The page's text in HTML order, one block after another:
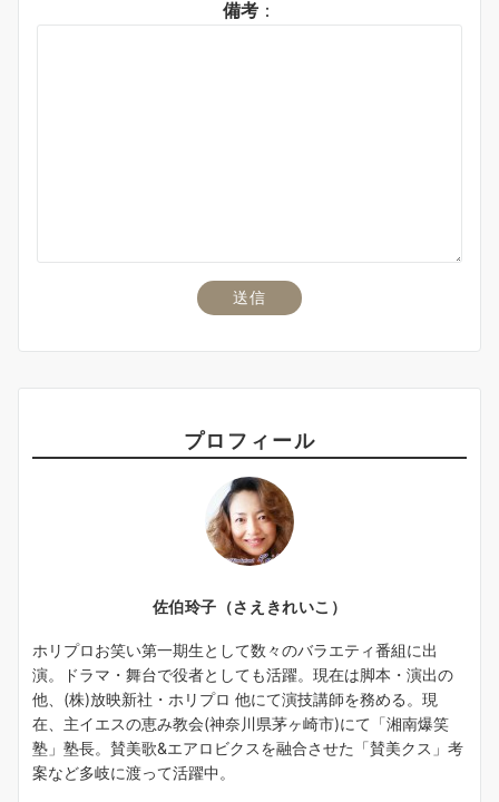
備考 ：
プロフィール
佐伯玲子（さえきれいこ）
ホリプロお笑い第一期生として数々のバラエティ番組に出
演。ドラマ・舞台で役者としても活躍。現在は脚本・演出の
他、(株)放映新社・ホリプロ 他にて演技講師を務める。現
在、主イエスの恵み教会(神奈川県茅ヶ崎市)にて「湘南爆笑
塾」塾長。賛美歌&エアロビクスを融合させた「賛美クス」考
案など多岐に渡って活躍中。